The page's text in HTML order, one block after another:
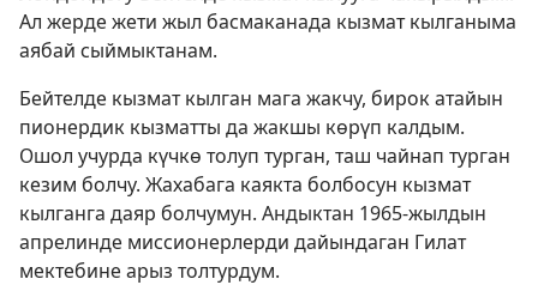
Ал жерде жети жыл басмаканада кызмат кылганыма
аябай сыймыктанам.
Бейтелде кызмат кылган мага жакчу, бирок атайын
пионердик кызматты да жакшы көрүп калдым.
Ошол учурда күчкө толуп турган, таш чайнап турган
кезим болчу. Жахабага каякта болбосун кызмат
кылганга даяр болчумун. Андыктан 1965-жылдын
апрелинде миссионерлерди дайындаган Гилат
мектебине арыз толтурдум.